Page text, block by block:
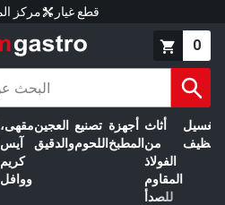
مركز قطع غيار
0
مقهى،
آيس
كريم
ووافل
العجين
والدقيق
تصنيع
اللحوم
أجهزة
المطبخ
أثاث
من
الفولاذ
المقاوم
للصدأ
الغسيل